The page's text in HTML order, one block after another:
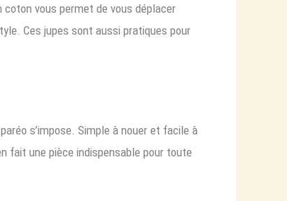
coton vous permet de vous déplacer
Ces jupes sont aussi pratiques pour
s’impose. Simple à nouer et facile à
fait une pièce indispensable pour toute